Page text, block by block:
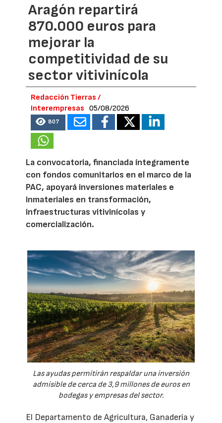
Aragón repartirá
870.000 euros para
mejorar la
competitividad de su
sector vitivinícola
Redacción Tierras /
Interempresas
05/08/2026
807
La convocatoria, financiada íntegramente
con fondos comunitarios en el marco de la
PAC, apoyará inversiones materiales e
inmateriales en transformación,
infraestructuras vitivinícolas y
comercialización.
Las ayudas permitirán respaldar una inversión
admisible de cerca de 3,9 millones de euros en
bodegas y empresas del sector.
El Departamento de Agricultura, Ganadería y